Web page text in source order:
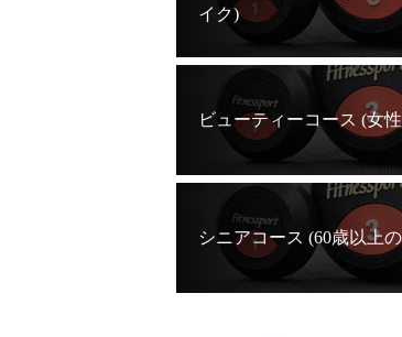
イク)
ビューティーコース (女
シニアコース (60歳以上